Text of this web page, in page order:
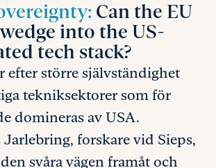
Can the EU
into the US-
tech stack?
efter större självständighet
tekniksektorer som för
domineras av USA.
Jarlebring, forskare vid Sieps,
svåra vägen framåt och